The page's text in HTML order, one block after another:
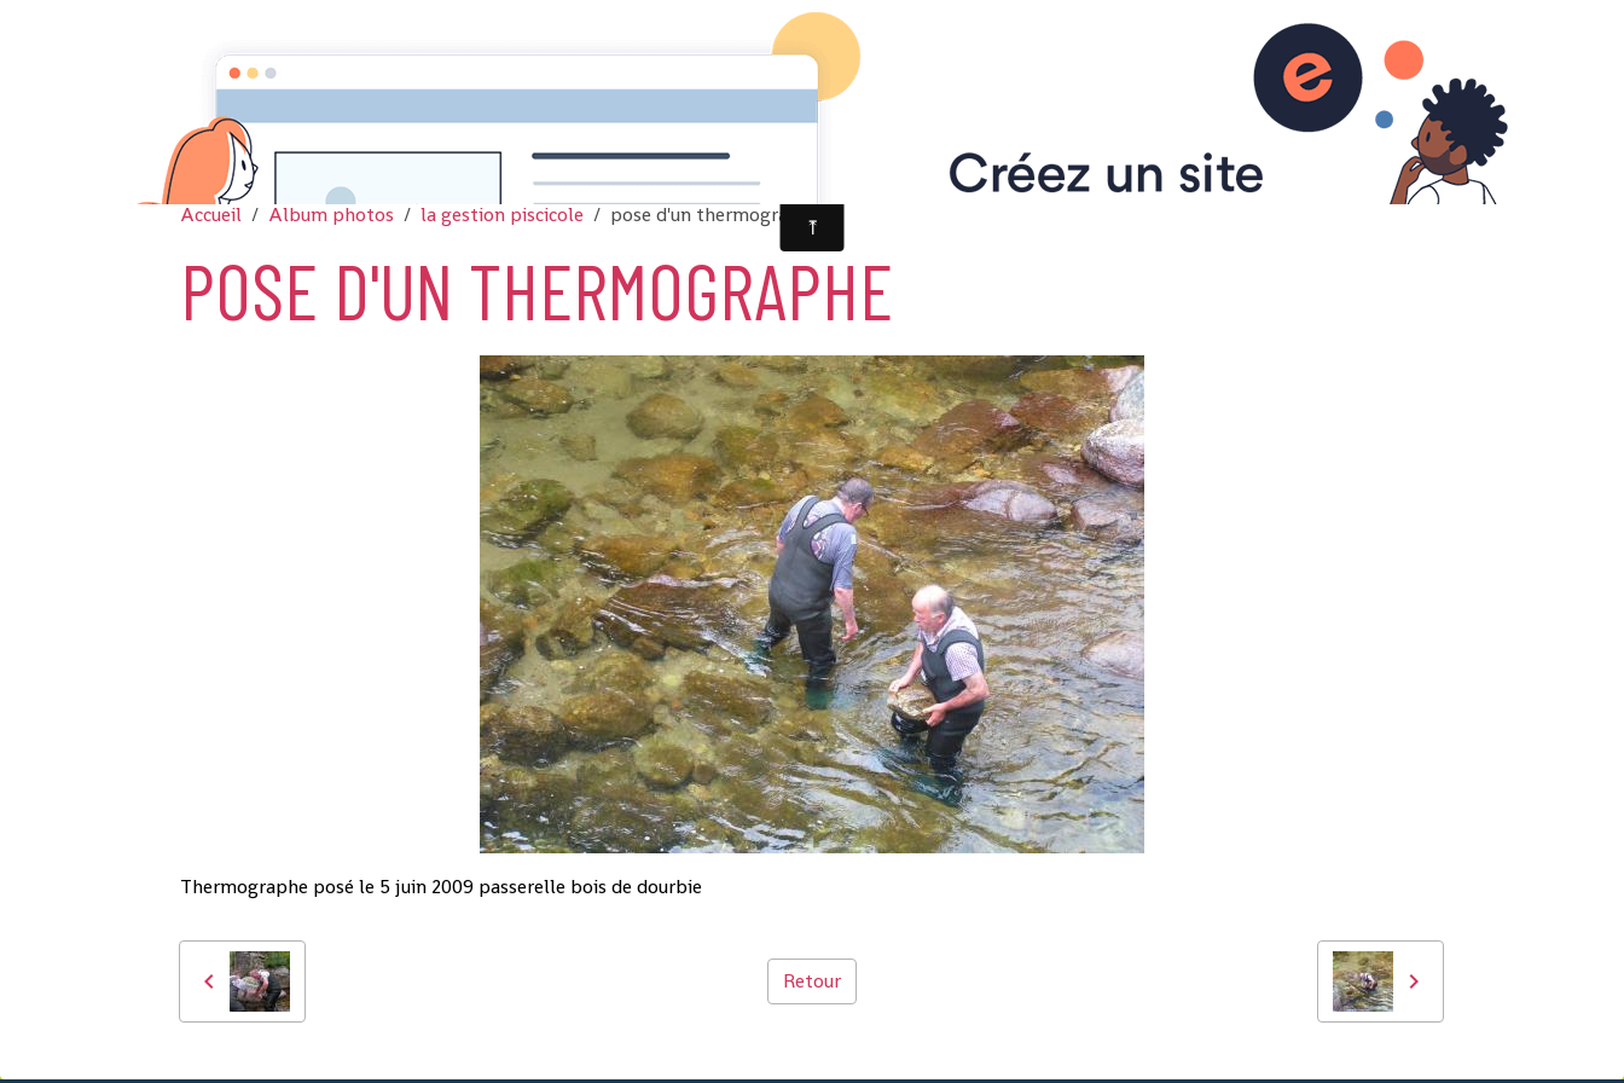
Accueil Album photos la gestion piscicole pose d'un thermographe
POSE D'UN THERMOGRAPHE
Thermographe posé le 5 juin 2009 passerelle bois de dourbie
Retour